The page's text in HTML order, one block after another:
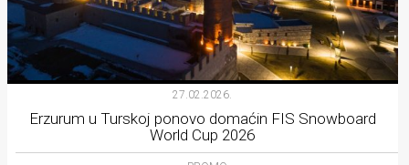
27.02.2026.
Erzurum u Turskoj ponovo domaćin FIS Snowboard
World Cup 2026